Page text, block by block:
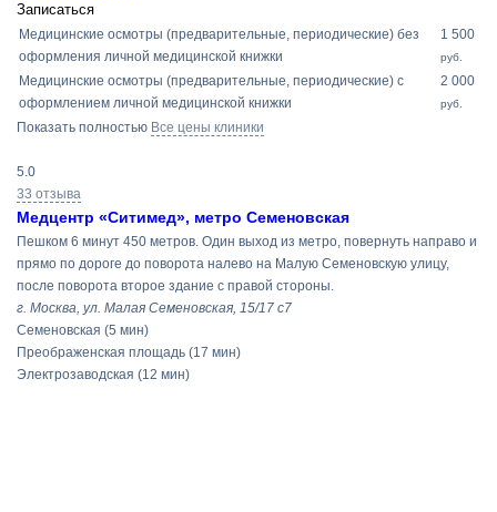
Записаться
Медицинские осмотры (предварительные, периодические) без
оформления личной медицинской книжки
1 500
руб.
Медицинские осмотры (предварительные, периодические) с
оформлением личной медицинской книжки
2 000
руб.
Показать полностью Все цены клиники
5.0
33 отзыва
Медцентр «Ситимед», метро Семеновская
Пешком 6 минут 450 метров. Один выход из метро, повернуть направо и
прямо по дороге до поворота налево на Малую Семеновскую улицу,
после поворота второе здание с правой стороны.
г. Москва, ул. Малая Семеновская, 15/17 с7
Семеновская (5 мин)
Преображенская площадь (17 мин)
Электрозаводская (12 мин)